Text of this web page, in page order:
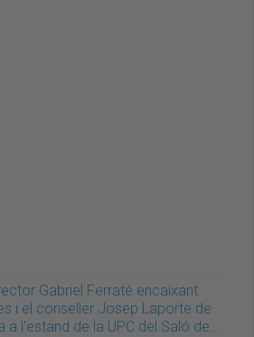
Gabriel Ferraté encaixant
i el conseller Josep Laporte de
a l'estand de la UPC del Saló de…